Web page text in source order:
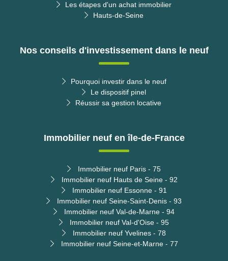
Les étapes d'un achat immobilier
Hauts-de-Seine
Nos conseils d'investissement dans le neuf
Pourquoi investir dans le neuf
Le dispositif pinel
Réussir sa gestion locative
Immobilier neuf en île-de-France
Immobilier neuf Paris - 75
Immobilier neuf Hauts de Seine - 92
Immobilier neuf Essonne - 91
Immobilier neuf Seine-Saint-Denis - 93
Immobilier neuf Val-de-Marne - 94
Immobilier neuf Val-d'Oise - 95
Immobilier neuf Yvelines - 78
Immobilier neuf Seine-et-Marne - 77